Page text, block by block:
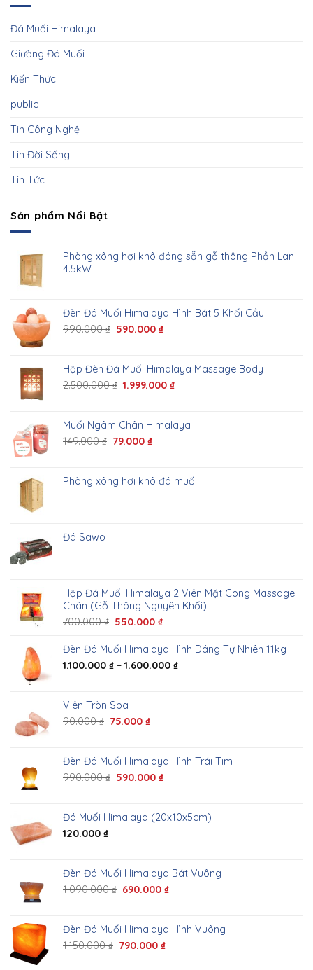
Đá Muối Himalaya
Giường Đá Muối
Kiến Thức
public
Tin Công Nghệ
Tin Đời Sống
Tin Tức
Sản phẩm Nổi Bật
Phòng xông hơi khô đóng sẵn gỗ thông Phần Lan
4.5kW
Đèn Đá Muối Himalaya Hình Bát 5 Khối Cầu
990.000₫ 590.000₫
Hộp Đèn Đá Muối Himalaya Massage Body
2.500.000₫ 1.999.000₫
Muối Ngâm Chân Himalaya
149.000₫ 79.000₫
Phòng xông hơi khô đá muối
Đá Sawo
Hộp Đá Muối Himalaya 2 Viên Mặt Cong Massage
Chân (Gỗ Thông Nguyên Khối)
700.000₫ 550.000₫
Đèn Đá Muối Himalaya Hình Dáng Tự Nhiên 11kg
1.100.000 ₫ –1.600.000 ₫
Viên Tròn Spa
90.000₫ 75.000₫
Đèn Đá Muối Himalaya Hình Trái Tim
990.000₫ 590.000₫
Đá Muối Himalaya (20x10x5cm)
120.000 ₫
Đèn Đá Muối Himalaya Bát Vuông
1.090.000₫ 690.000₫
Đèn Đá Muối Himalaya Hình Vuông
1.150.000₫ 790.000₫